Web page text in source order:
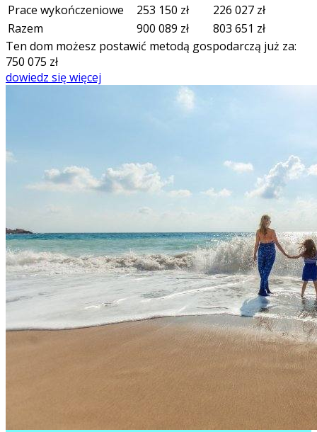
Prace wykończeniowe
253 150 zł 226 027 zł
Razem
900 089 zł 803 651 zł
Ten dom możesz postawić metodą gospodarczą już za:
750 075 zł
dowiedz się więcej